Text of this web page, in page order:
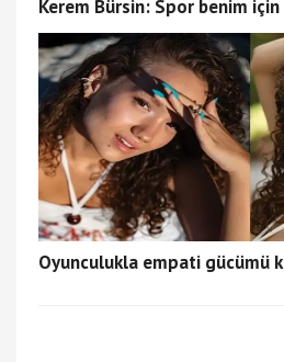
Kerem Bürsin: Spor benim
Oyunculukla empati gücümü